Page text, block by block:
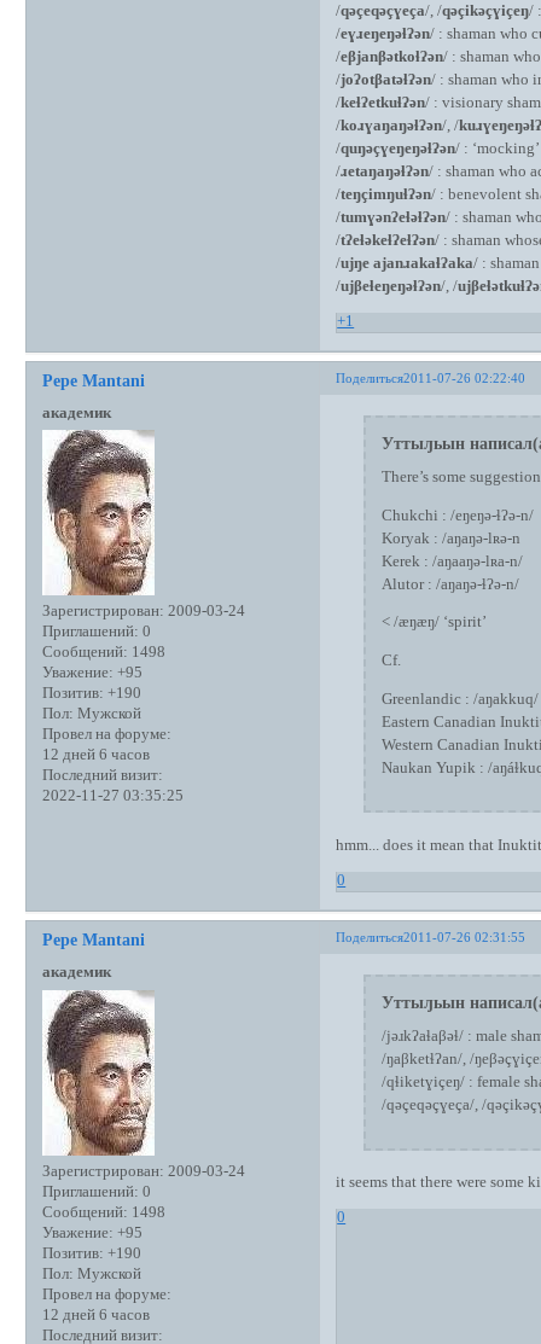
/qəçeqəçɣeça/, /qəçikəçɣiçeŋ/
/eɣɹeŋeŋəɬʔən/ : shaman who
/eβjanβətkoɬʔən/ : shaman
/joʔotβatəɬʔən/ : shaman who
/keɬʔetkuɬʔən/ : visionary
/koɹɣaŋaŋəɬʔən/, /
/quŋəçɣeŋeŋəɬʔən/ :
/ɹetaŋаŋəɬʔən/ : shaman who
/teŋçimŋuɬʔən/ : benevolent
/tumɣənʔeɬəɬʔən/ : shaman
/tʔeɬəkeɬʔeɬʔən/ : shaman
/ujŋe аjanɹаkаɬʔаkа/ :
/ujβeɬeŋeŋəɬʔən/, /
+1
Поделиться2011-07-26 02:22:40
Pepe Mantani
академик
Зарегистрирован: 2009-03-24
Приглашений: 0
Сообщений: 1498
Уважение: +95
Позитив: +190
Пол: Мужской
Провел на форуме:
12 дней 6 часов
Последний визит:
2022-11-27 03:35:25
Уттыԓьын
There’s some
Chukchi : /eŋeŋə-ɬʔə-n/
Koryak : /aŋaŋә-lʀә-n
Kerek : /aŋaaŋә-lʀa-n/
Alutor : /aŋaŋə-ɬʔə-n/
< /æŋæŋ/ ‘spirit’
Cf.
Greenlandic : /
Eastern Canadian
Western Canadian
Naukan Yupik : /
hmm... does it mean that
0
Поделиться2011-07-26 02:31:55
Pepe Mantani
академик
Зарегистрирован: 2009-03-24
Приглашений: 0
Сообщений: 1498
Уважение: +95
Позитив: +190
Пол: Мужской
Провел на форуме:
12 дней 6 часов
Последний визит:
Уттыԓьын
/jəɹkʔaɬaβəɬ/ : male
/ŋaβketɬʔan/, /
/qɬiketɣiçeŋ/ : female
/qəçeqəçɣeça/, /
it seems that there were some
0